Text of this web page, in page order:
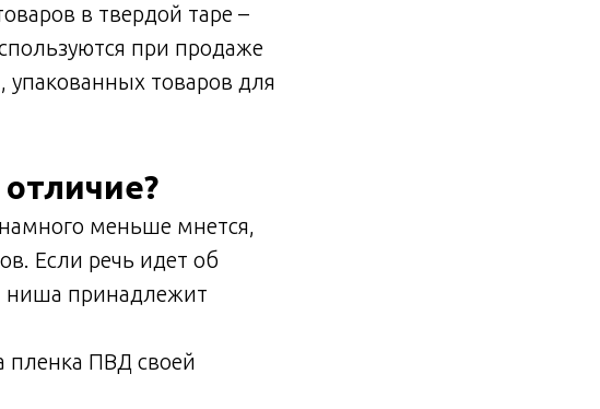
в твердой таре –
при продаже
товаров для
меньше мнется,
Если речь идет об
ниша принадлежит
пленка ПВД своей